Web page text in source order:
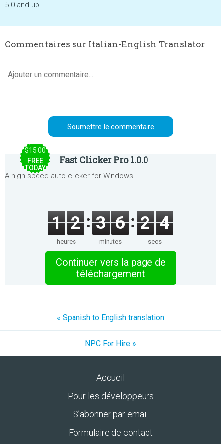
5.0 and up
Commentaires sur Italian-English Translator
$15.00
FREE
TODAY
Fast Clicker Pro 1.0.0
A high-speed auto clicker for Windows.
1 2
heures
3 6
minutes
2 4
secs
Continuer vers la page de
téléchargement
« Spanish to English translation
NPC For Hire »
Accueil
Pour les développeurs
S’abonner par email
Formulaire de contact